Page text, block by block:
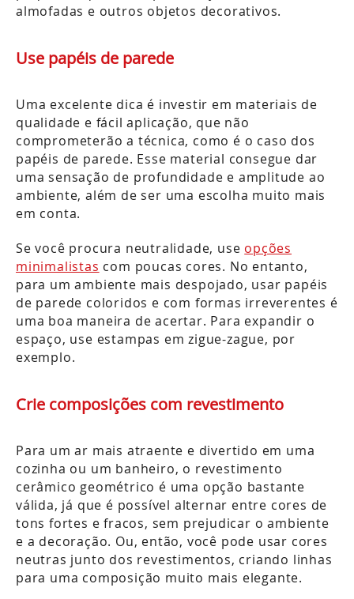
almofadas e outros objetos decorativos.
Use papéis de parede
Uma excelente dica é investir em materiais de
qualidade e fácil aplicação, que não
comprometerão a técnica, como é o caso dos
papéis de parede. Esse material consegue dar
uma sensação de profundidade e amplitude ao
ambiente, além de ser uma escolha muito mais
em conta.
Se você procura neutralidade, use opções
minimalistas com poucas cores. No entanto,
para um ambiente mais despojado, usar papéis
de parede coloridos e com formas irreverentes é
uma boa maneira de acertar. Para expandir o
espaço, use estampas em zigue-zague, por
exemplo.
Crie composições com revestimento
Para um ar mais atraente e divertido em uma
cozinha ou um banheiro, o revestimento
cerâmico geométrico é uma opção bastante
válida, já que é possível alternar entre cores de
tons fortes e fracos, sem prejudicar o ambiente
e a decoração. Ou, então, você pode usar cores
neutras junto dos revestimentos, criando linhas
para uma composição muito mais elegante.